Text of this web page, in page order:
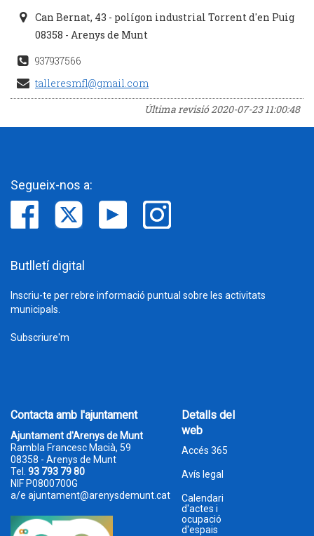
Can Bernat, 43 - polígon industrial Torrent d'en Puig
08358 - Arenys de Munt
937937566
talleresmfl@gmail.com
Última revisió2020-07-23 11:00:48
Segueix-nos a:
Butlletí digital
Inscriu-te per rebre informació puntual sobre les activitats
municipals.
Subscriure'm
Contacta amb l'ajuntament
Ajuntament d'Arenys de Munt
Rambla Francesc Macià, 59
08358 - Arenys de Munt
Tel. 93 793 79 80
NIF P0800700G
a/e ajuntament@arenysdemunt.cat
Detalls del
web
Accés 365
Avís legal
Calendari
d'actes i
ocupació
d'espais